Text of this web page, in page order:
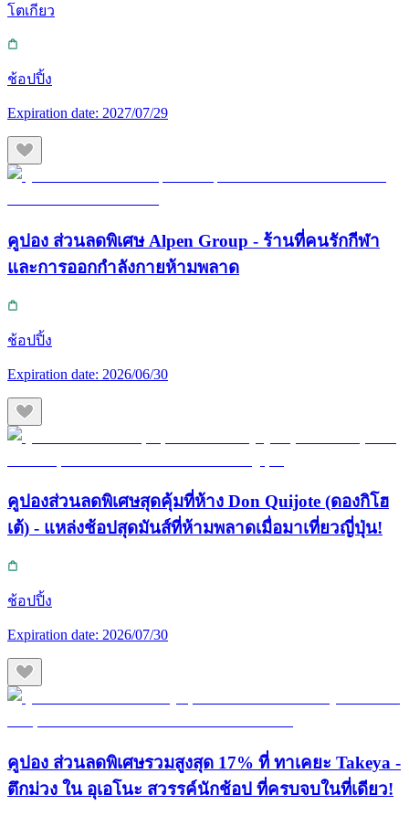
โตเกียว
ช้อปปิ้ง
Expiration date: 2027/07/29
คูปอง ส่วนลดพิเศษ Alpen Group - ร้านที่คนรักกีฬา
และการออกกำลังกายห้ามพลาด
ช้อปปิ้ง
Expiration date: 2026/06/30
คูปองส่วนลดพิเศษสุดคุ้มที่ห้าง Don Quijote (ดองกิโฮ
เต้) - แหล่งช้อปสุดมันส์ที่ห้ามพลาดเมื่อมาเที่ยวญี่ปุ่น!
ช้อปปิ้ง
Expiration date: 2026/07/30
คูปอง ส่วนลดพิเศษรวมสูงสุด 17% ที่ ทาเคยะ Takeya -
ตึกม่วง ใน อุเอโนะ สวรรค์นักช้อป ที่ครบจบในที่เดียว!